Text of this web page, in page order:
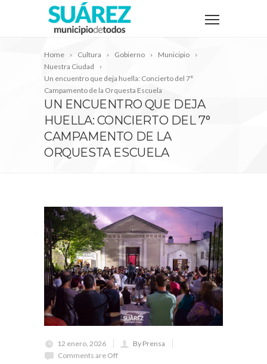
Home Cultura Gobierno
Municipio
Nuestra Ciudad
Un encuentro que deja huella: Concierto del 7°
Campamento de la Orquesta Escuela
UN ENCUENTRO QUE DEJA
HUELLA: CONCIERTO DEL 7°
CAMPAMENTO DE LA
ORQUESTA ESCUELA
12 enero, 2026
By Prensa
Comments are Off